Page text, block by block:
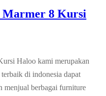
Marmer 8 Kursi
Haloo kami merupakan
di indonesia dapat
menjual berbagai furniture